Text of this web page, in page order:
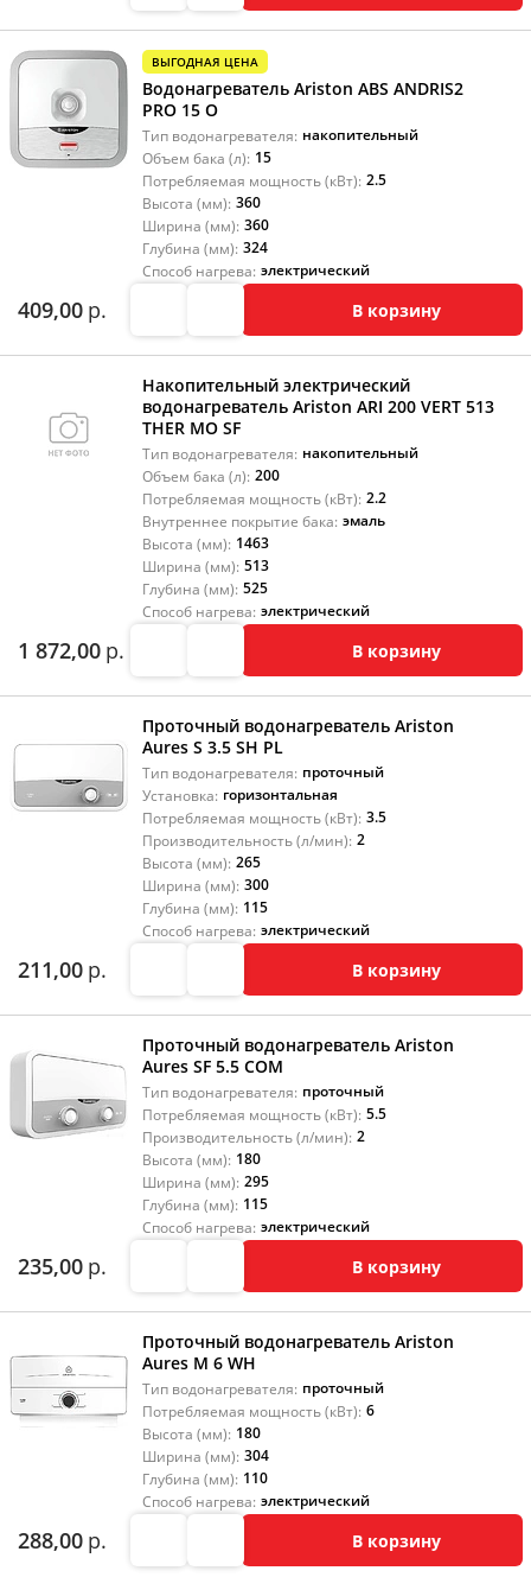
ВЫГОДНАЯ ЦЕНА
Водонагреватель Ariston ABS ANDRIS2
PRO 15 O
Тип водонагревателя: накопительный
Объем бака (л): 15
Потребляемая мощность (кВт): 2.5
Высота (мм): 360
Ширина (мм): 360
Глубина (мм): 324
Способ нагрева: электрический
409,00 р. В корзину
Накопительный электрический
водонагреватель Ariston ARI 200 VERT 513
THER MO SF
Тип водонагревателя: накопительный
Объем бака (л): 200
Потребляемая мощность (кВт): 2.2
Внутреннее покрытие бака: эмаль
Высота (мм): 1463
Ширина (мм): 513
Глубина (мм): 525
Способ нагрева: электрический
1 872,00 р. В корзину
Проточный водонагреватель Ariston
Aures S 3.5 SH PL
Тип водонагревателя: проточный
Установка: горизонтальная
Потребляемая мощность (кВт): 3.5
Производительность (л/мин): 2
Высота (мм): 265
Ширина (мм): 300
Глубина (мм): 115
Способ нагрева: электрический
211,00 р. В корзину
Проточный водонагреватель Ariston
Aures SF 5.5 COM
Тип водонагревателя: проточный
Потребляемая мощность (кВт): 5.5
Производительность (л/мин): 2
Высота (мм): 180
Ширина (мм): 295
Глубина (мм): 115
Способ нагрева: электрический
235,00 р. В корзину
Проточный водонагреватель Ariston
Aures M 6 WH
Тип водонагревателя: проточный
Потребляемая мощность (кВт): 6
Высота (мм): 180
Ширина (мм): 304
Глубина (мм): 110
Способ нагрева: электрический
288,00 р. В корзину